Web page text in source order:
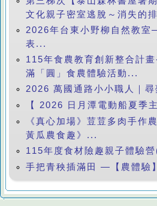
文化親子密室逃脫～消失的
2026年台東小野柳自然教
表...
115年食農教育創新整合計
滿「圓」食農體驗活動...
2026 萬國通路小小職人｜
【 2026 日月潭電動船夏季
《真心加場》荳荳多肉手作
黃瓜農食趣》...
115年度食材險趣親子體驗
手把青秧插滿田 —【農體驗